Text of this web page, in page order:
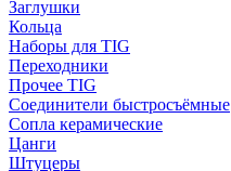
Заглушки
Кольца
Наборы для TIG
Переходники
Прочее TIG
Соединители быстросъёмные
Сопла керамические
Цанги
Штуцеры